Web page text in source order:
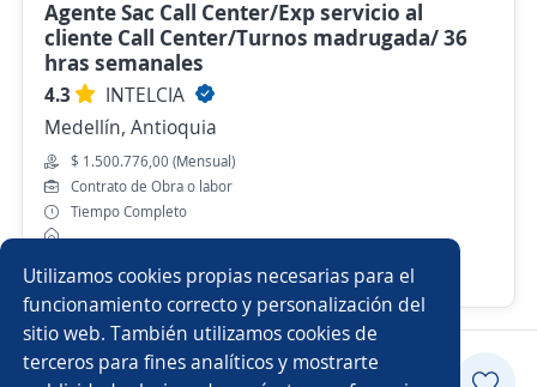
Utilizamos cookies propias necesarias para el
funcionamiento correcto y personalización del
sitio web. También utilizamos cookies de
terceros para fines analíticos y mostrarte
Agente Sac Call Center/Exp servicio al
cliente Call Center/Turnos madrugada/ 36
hras semanales
4.3
INTELCIA
Medellín, Antioquia
$ 1.500.776,00 (Mensual)
Contrato de Obra o labor
Tiempo Completo
Hace 5 días